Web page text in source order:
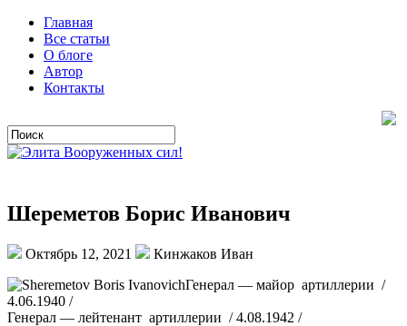
Главная
Все статьи
О блоге
Автор
Контакты
Шереметов Борис Иванович
Октябрь 12, 2021
Кинжаков Иван
Генерал — майор артиллерии /
4.06.1940 /
Генерал — лейтенант артиллерии / 4.08.1942 /